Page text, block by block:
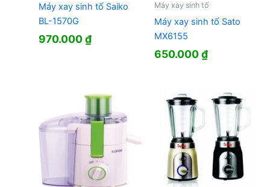
Máy xay sinh tố Saiko
BL-1570G
970.000₫
Máy xay sinh tố
Máy xay sinh tố Sato
MX6155
650.000₫